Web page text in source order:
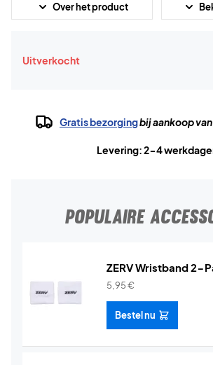
Over het product
Uitverkocht
Gratis bezorgingbij aankoop
Levering: 2-4
POPULAIRE
ZERV Wristband 2-
5,95€
Bestel nu